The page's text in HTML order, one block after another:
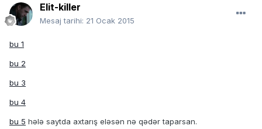
Elit-killer
Mesaj tarihi: 21 Ocak 2015
bu 1
bu 2
bu 3
bu 4
bu 5 hələ saytda axtarış eləsən nə qədər taparsan.